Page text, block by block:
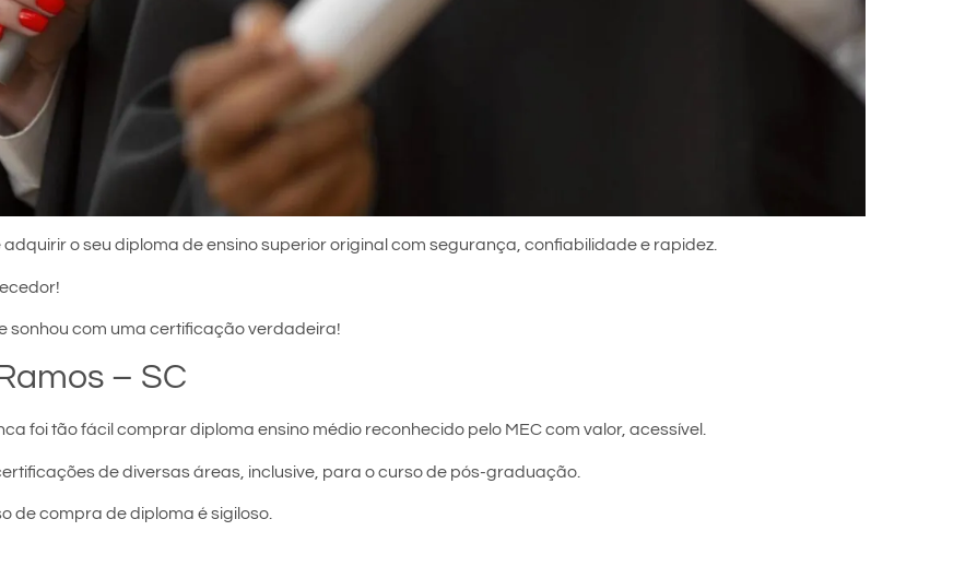
o seu diploma de ensino superior original com segurança, confiabilidade e rapidez.
sonhou com uma certificação verdadeira!
– SC
foi tão fácil comprar diploma ensino médio reconhecido pelo MEC com valor, acessível.
de diversas áreas, inclusive, para o curso de pós-graduação.
de compra de diploma é sigiloso.